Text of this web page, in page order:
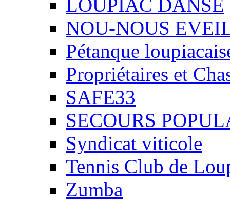
LOUPIAC DANSE
NOU-NOUS
Pétanque
Propriétaires et
SAFE33
SECOURS
Syndicat viticole
Tennis Club de
Zumba